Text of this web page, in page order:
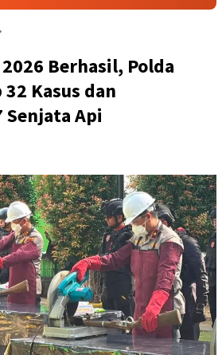
Berhasil, Polda
Kasus dan
Senjata Api